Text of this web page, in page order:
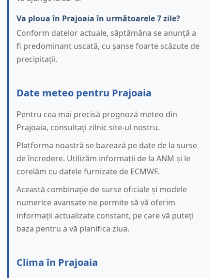
Va ploua în Prajoaia în următoarele 7 zile?
Conform datelor actuale, săptămâna se anunță a
fi predominant uscată, cu șanse foarte scăzute de
precipitații.
Date meteo pentru Prajoaia
Pentru cea mai precisă prognoză meteo din
Prajoaia, consultați zilnic site-ul nostru.
Platforma noastră se bazează pe date de la surse
de încredere. Utilizăm informații de la ANM și le
corelăm cu datele furnizate de ECMWF.
Această combinație de surse oficiale și modele
numerice avansate ne permite să vă oferim
informații actualizate constant, pe care vă puteți
baza pentru a vă planifica ziua.
Clima în Prajoaia